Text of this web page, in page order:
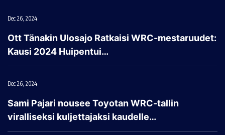
Dec 26, 2024
Ott Tänakin Ulosajo Ratkaisi WRC-mestaruudet:
Kausi 2024 Huipentui…
Dec 26, 2024
Sami Pajari nousee Toyotan WRC-tallin
viralliseksi kuljettajaksi kaudelle…